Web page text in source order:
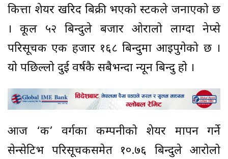
कित्ता शेयर खरिद बिक्री भएको स्टकले जनाएको छ
। कूल ५२ बिन्दुले बजार ओरालो लाग्दा नेप्से
परिसूचक एक हजार १६८ बिन्दुमा आइपुगेको छ ।
यो पछिल्लो दुई वर्षकै सबैभन्दा न्यून बिन्दु हो ।
आज ‘क’ वर्गका कम्पनीको शेयर मापन गर्ने
सेन्सेटिभ परिसूचकसमेत १०.७६ बिन्दुले आरोलो